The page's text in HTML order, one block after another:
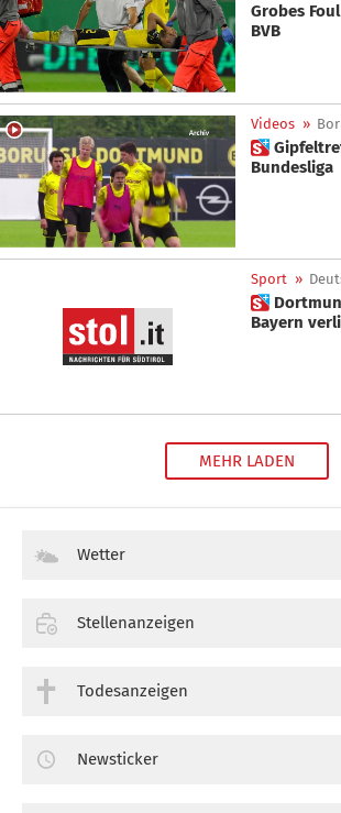
Grobes
BVB
Videos »
 Gipfeltreffen in der
Bundesliga
Sport »
 Dortmund holt Supercup –
Bayern
MEHR LADEN
Wetter
Stellenanzeigen
Todesanzeigen
Newsticker